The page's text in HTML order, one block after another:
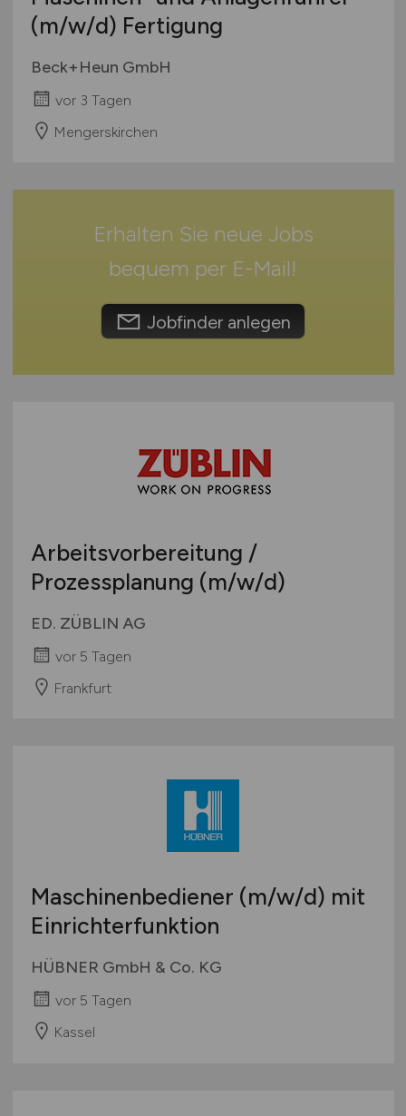
Ausbildung / Studium
Praktikum
Niedersachsen
Rheinland-Pfalz
Saarland
Sachsen
Deutschlandweit
Österreich
International
(m/w/d) Fertigung
Beck+Heun GmbH
vor 3 Tagen
Mengerskirchen
Erhalten Sie neue Jobs
bequem per E-Mail!
Jobfinder anlegen
Arbeitsvorbereitung /
Prozessplanung (m/w/d)
ED. ZÜBLIN AG
vor 5 Tagen
Frankfurt
Maschinenbediener (m/w/d) mit
Einrichterfunktion
HÜBNER GmbH & Co. KG
vor 5 Tagen
Kassel